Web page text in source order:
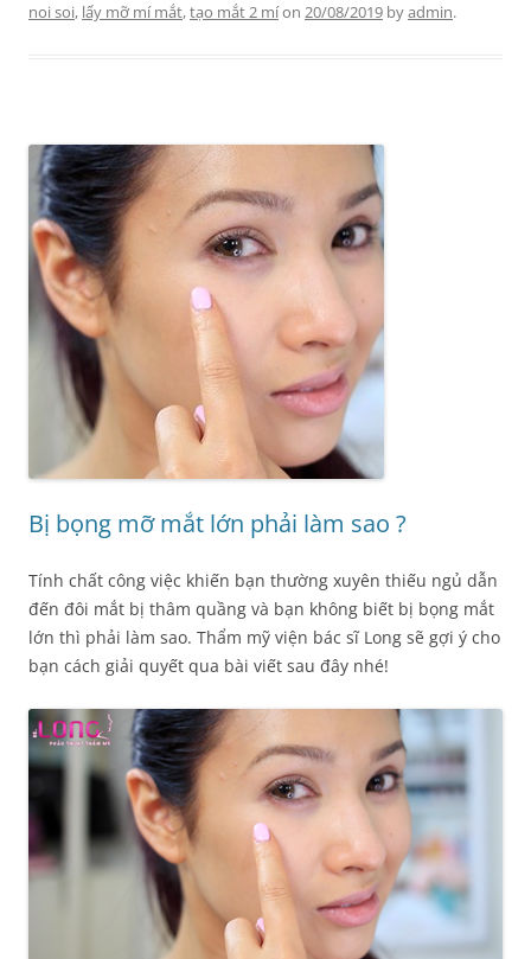
noi soi, lấy mỡ mí mắt,tạo mắt 2 míon 20/08/2019 byadmin.
Bị bọng mỡ mắt lớn phải làm sao ?
Tính chất công việc khiến bạn thường xuyên thiếu ngủ dẫn
đến đôi mắt bị thâm quầng và bạn không biết bị bọng mắt
lớn thì phải làm sao. Thẩm mỹ viện bác sĩ Long sẽ gợi ý cho
bạn cách giải quyết qua bài viết sau đây nhé!